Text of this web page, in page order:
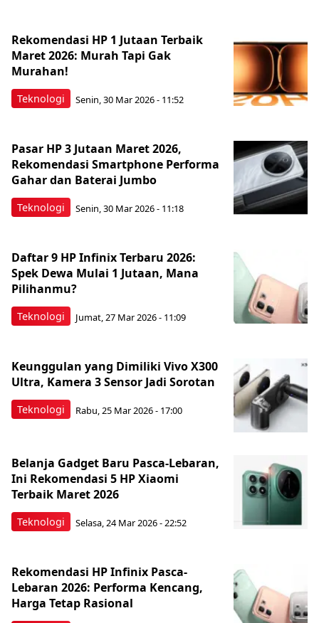
Teknologi
Rekomendasi HP 1 Jutaan Terbaik
Maret 2026: Murah Tapi Gak
Murahan!
Senin, 30 Mar 2026 - 11:52
Teknologi
Pasar HP 3 Jutaan Maret 2026,
Rekomendasi Smartphone Performa
Gahar dan Baterai Jumbo
Senin, 30 Mar 2026 - 11:18
Teknologi
Daftar 9 HP Infinix Terbaru 2026:
Spek Dewa Mulai 1 Jutaan, Mana
Pilihanmu?
Jumat, 27 Mar 2026 - 11:09
Teknologi
Keunggulan yang Dimiliki Vivo X300
Ultra, Kamera 3 Sensor Jadi Sorotan
Rabu, 25 Mar 2026 - 17:00
Teknologi
Belanja Gadget Baru Pasca-Lebaran,
Ini Rekomendasi 5 HP Xiaomi
Terbaik Maret 2026
Selasa, 24 Mar 2026 - 22:52
Rekomendasi HP Infinix Pasca-
Lebaran 2026: Performa Kencang,
Harga Tetap Rasional